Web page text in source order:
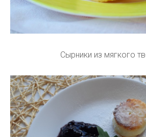
Сырники из мягкого